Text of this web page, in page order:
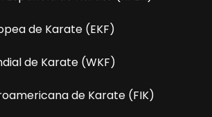
de Karate (EKF)
de Karate (WKF)
de Karate (FIK)